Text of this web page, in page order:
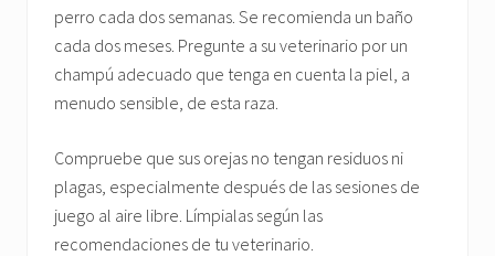
perro cada dos semanas. Se recomienda un baño
cada dos meses. Pregunte a su veterinario por un
champú adecuado que tenga en cuenta la piel, a
menudo sensible, de esta raza.
Compruebe que sus orejas no tengan residuos ni
plagas, especialmente después de las sesiones de
juego al aire libre. Límpialas según las
recomendaciones de tu veterinario.